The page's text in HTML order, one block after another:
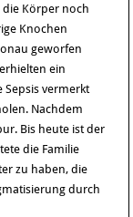
Körper noch
Knochen
geworfen
ein
Sepsis vermerkt
Nachdem
Bis heute ist der
die Familie
zu haben, die
durch